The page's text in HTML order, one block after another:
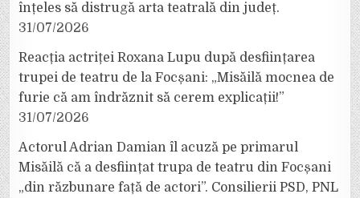
înțeles să distrugă arta teatrală din județ.
31/07/2026
Reacția actriței Roxana Lupu după desființarea
trupei de teatru de la Focșani: „Misăilă mocnea de
furie că am îndrăznit să cerem explicații!”
31/07/2026
Actorul Adrian Damian îl acuză pe primarul
Misăilă că a desființat trupa de teatru din Focșani
„din răzbunare față de actori”. Consilierii PSD, PNL